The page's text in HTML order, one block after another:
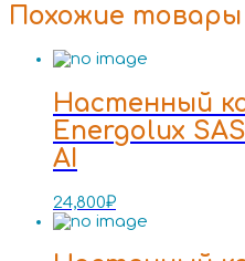
Похожие товары
Настенный
Energolux
AI
24,800₽